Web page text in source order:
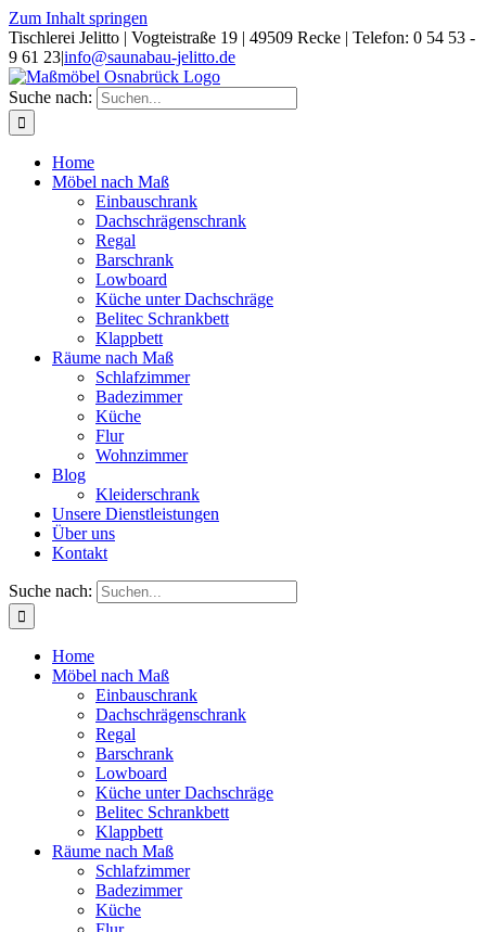
Zum Inhalt springen
Tischlerei Jelitto | Vogteistraße 19 | 49509 Recke | Telefon: 0 54 53 -
9 61 23|info@saunabau-jelitto.de
Suche nach:
Home
Möbel nach Maß
Einbauschrank
Dachschrägenschrank
Regal
Barschrank
Lowboard
Küche unter Dachschräge
Belitec Schrankbett
Klappbett
Räume nach Maß
Schlafzimmer
Badezimmer
Küche
Flur
Wohnzimmer
Blog
Kleiderschrank
Unsere Dienstleistungen
Über uns
Kontakt
Suche nach:
Home
Möbel nach Maß
Einbauschrank
Dachschrägenschrank
Regal
Barschrank
Lowboard
Küche unter Dachschräge
Belitec Schrankbett
Klappbett
Räume nach Maß
Schlafzimmer
Badezimmer
Küche